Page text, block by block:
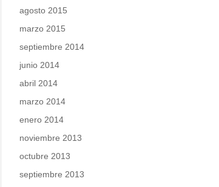
agosto 2015
marzo 2015
septiembre 2014
junio 2014
abril 2014
marzo 2014
enero 2014
noviembre 2013
octubre 2013
septiembre 2013